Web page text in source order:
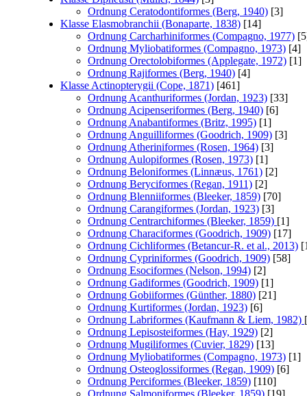
Ordnung Ceratodontiformes (Berg, 1940) [3]
Klasse Elasmobranchii (Bonaparte, 1838) [14]
Ordnung Carcharhiniformes (Compagno, 1977)
Ordnung Myliobatiformes (Compagno, 1973) [4]
Ordnung Orectolobiformes (Applegate, 1972) [1]
Ordnung Rajiformes (Berg, 1940) [4]
Klasse Actinopterygii (Cope, 1871) [461]
Ordnung Acanthuriformes (Jordan, 1923) [33]
Ordnung Acipenseriformes (Berg, 1940) [6]
Ordnung Anabantiformes (Britz, 1995) [1]
Ordnung Anguilliformes (Goodrich, 1909) [3]
Ordnung Atheriniformes (Rosen, 1964) [3]
Ordnung Aulopiformes (Rosen, 1973) [1]
Ordnung Beloniformes (Linnæus, 1761) [2]
Ordnung Beryciformes (Regan, 1911) [2]
Ordnung Blenniiformes (Bleeker, 1859) [70]
Ordnung Carangiformes (Jordan, 1923) [3]
Ordnung Centrarchiformes (Bleeker, 1859) [1]
Ordnung Characiformes (Goodrich, 1909) [17]
Ordnung Cichliformes (Betancur-R. et al., 2013)
Ordnung Cypriniformes (Goodrich, 1909) [58]
Ordnung Esociformes (Nelson, 1994) [2]
Ordnung Gadiformes (Goodrich, 1909) [1]
Ordnung Gobiiformes (Günther, 1880) [21]
Ordnung Kurtiformes (Jordan, 1923) [6]
Ordnung Labriformes (Kaufmann & Liem, 1982)
Ordnung Lepisosteiformes (Hay, 1929) [2]
Ordnung Mugiliformes (Cuvier, 1829) [13]
Ordnung Myliobatiformes (Compagno, 1973) [1]
Ordnung Osteoglossiformes (Regan, 1909) [6]
Ordnung Perciformes (Bleeker, 1859) [110]
Ordnung Salmoniformes (Bleeker, 1859) [19]